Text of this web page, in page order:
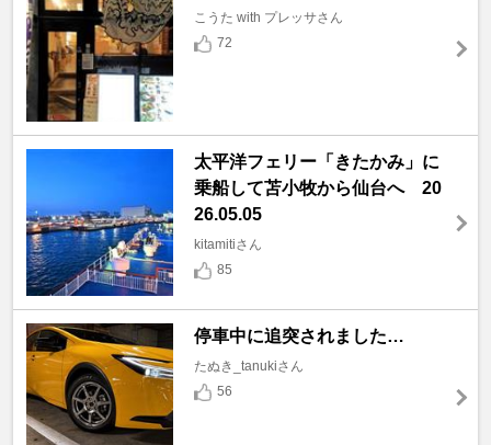
こうた with プレッサさん
72
太平洋フェリー「きたかみ」に
乗船して苫小牧から仙台へ 20
26.05.05
kitamitiさん
85
停車中に追突されました…
たぬき_tanukiさん
56